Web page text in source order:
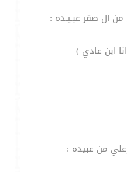
ال صقر عبـيـده :
ابن عادي )
من عبيده :